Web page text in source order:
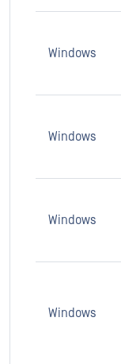
Windows
Windows
Windows
Windows